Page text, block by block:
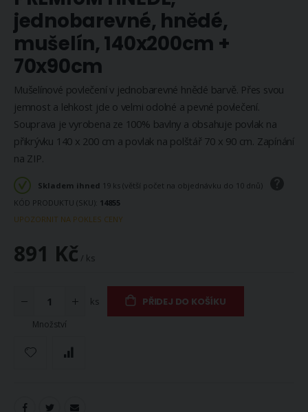
s
obrázky
jednobarevné, hnědé,
mušelín, 140x200cm +
70x90cm
Mušelínové povlečení v jednobarevné hnědé barvě. Přes svou
jemnost a lehkost jde o velmi odolné a pevné povlečení.
Souprava je vyrobena ze 100% bavlny a obsahuje povlak na
přikrývku 140 x 200 cm a povlak na polštář 70 x 90 cm. Zapínání
na ZIP.
Skladem ihned 19 ks (větší počet na objednávku do 10 dnů)
KÓD PRODUKTU (SKU) 14855
UPOZORNIT NA POKLES CENY
891 Kč / ks
Množství
ks PŘIDEJ DO KOŠÍKU